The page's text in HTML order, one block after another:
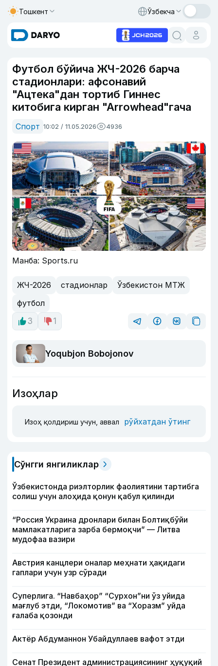
Тошкент Ўзбекча
Футбол бўйича ЖЧ-2026 барча
стадионлари: афсонавий
"Ацтека"дан тортиб Гиннес
китобига кирган "Аrrоwhead"гача
Спорт 10:02 / 11.05.2026 4936
Манба: Sports.ru
ЖЧ-2026 стадионлар
Ўзбекистон МТЖ
футбол
3
1
Yoqubjon Bobojonov
Изоҳлар
Изоҳ қолдириш учун, аввал рўйхатдан ўтинг
Сўнгги янгиликлар
Ўзбекистонда риэлторлик фаолиятини тартибга
солиш учун алоҳида қонун қабул қилинди
“Россия Украина дронлари билан Болтиқбўйи
мамлакатларига зарба бермоқчи” — Литва
мудофаа вазири
Австрия канцлери оналар меҳнати ҳақидаги
гаплари учун узр сўради
Суперлига. “Навбаҳор” “Сурхон”ни ўз уйида
мағлуб этди, “Локомотив” ва “Хоразм” уйда
ғалаба қозонди
Актёр Абду­маннон Убайдуллаев вафот этди
Сенат Президент администрациясининг ҳуқуқий